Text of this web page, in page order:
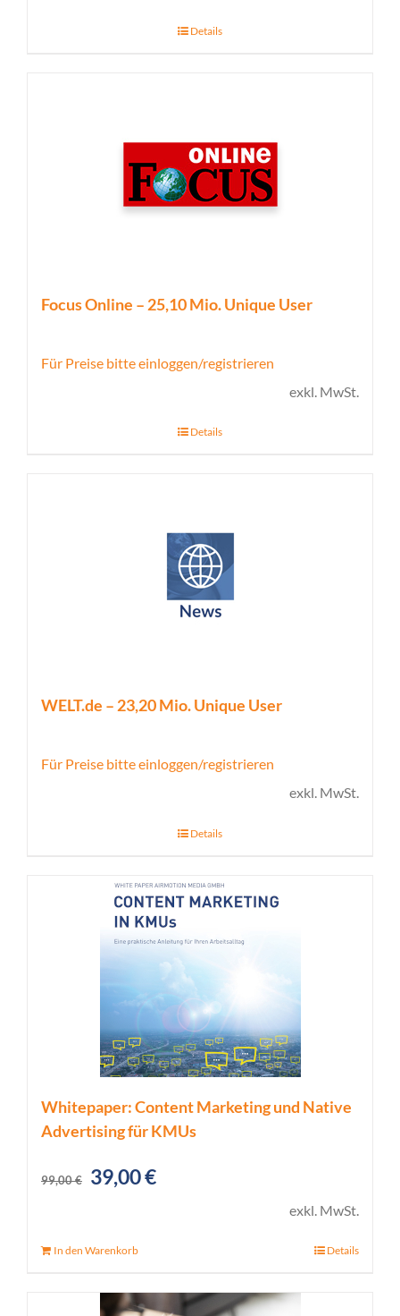
Details
Focus Online – 25,10 Mio. Unique User
Für Preise bitte einloggen/registrieren
exkl. MwSt.
Details
WELT.de – 23,20 Mio. Unique User
Für Preise bitte einloggen/registrieren
exkl. MwSt.
Details
Whitepaper: Content Marketing und Native
Advertising für KMUs
99,00€
Ursprünglicher
39,00€Aktueller
exkl. MwSt.
In den Warenkorb Details